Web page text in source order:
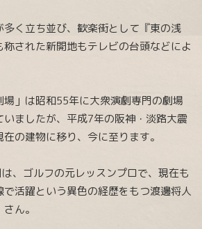
く立ち並び、歓楽街として『東の浅
された新開地もテレビの台頭などによ
」は昭和55年に大衆演劇専門の劇場
いましたが、平成7年の阪神・淡路大震
の建物に移り、今に至ります。
、ゴルフの元レッスンプロで、現在も
で活躍という異色の経歴をもつ渡邊将人
ん。